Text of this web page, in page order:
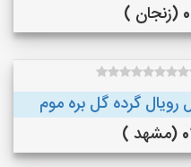
)
گرده گل بره موم
)